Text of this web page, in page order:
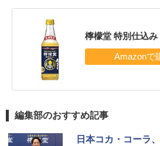
檸檬堂 特別仕込み
編集部のおすすめ記事
日本コカ・コーラ